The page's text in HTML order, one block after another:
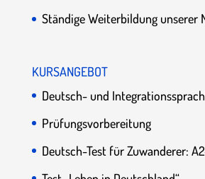
Ständige Weiterbildung unserer
KURSANGEBOT
Deutsch- und
Prüfungsvorbereitung
Deutsch-Test für Zuwanderer: